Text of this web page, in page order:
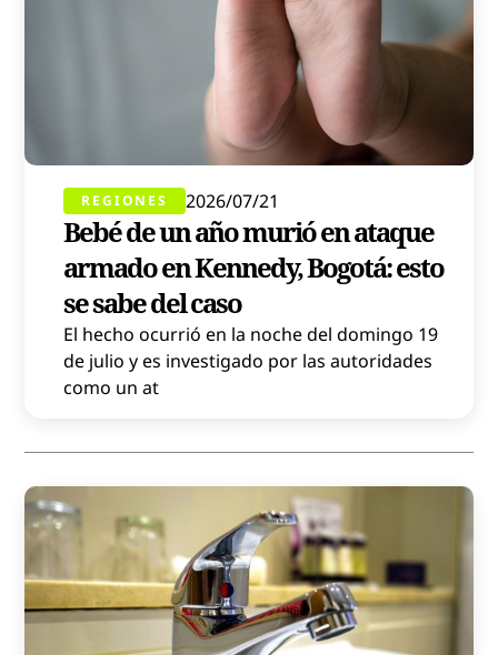
REGIONES 2026/07/21
Bebé de un año murió en ataque
armado en Kennedy, Bogotá: esto
se sabe del caso
El hecho ocurrió en la noche del domingo 19
de julio y es investigado por las autoridades
como un at